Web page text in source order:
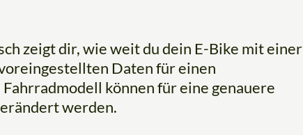
zeigt dir, wie weit du dein E-Bike mit einer
Daten für einen
können für eine genauere
werden.